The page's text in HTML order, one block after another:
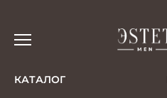
КАТАЛОГ